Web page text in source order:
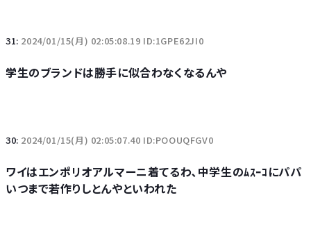
31: 2024/01/15(月) 02:05:08.19 ID:1GPE62JI0
学生のブランドは勝手に似合わなくなるんや
30: 2024/01/15(月) 02:05:07.40 ID:POOUQFGV0
ワイはエンポリオアルマーニ着てるわ､中学生のﾑｽｰｺにパパ
いつまで若作りしとんやといわれた